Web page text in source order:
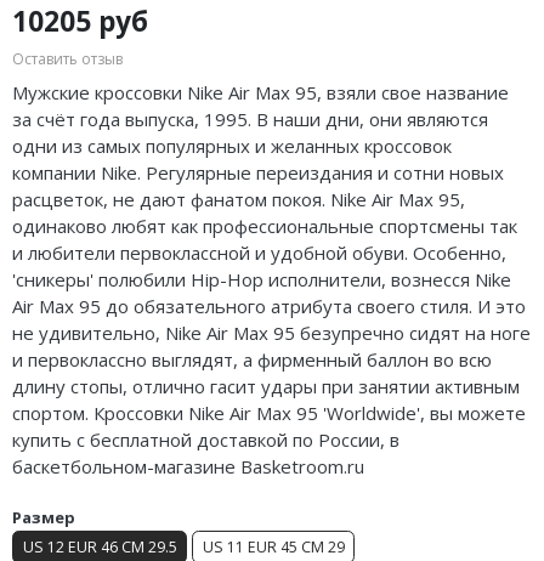
10205 руб
Оставить отзыв
Мужские кроссовки Nike Air Max 95, взяли свое название
за счёт года выпуска, 1995. В наши дни, они являются
одни из самых популярных и желанных кроссовок
компании Nike. Регулярные переиздания и сотни новых
расцветок, не дают фанатом покоя. Nike Air Max 95,
одинаково любят как профессиональные спортсмены так
и любители первоклассной и удобной обуви. Особенно,
'сникеры' полюбили Hip-Hop исполнители, вознесся Nike
Air Max 95 до обязательного атрибута своего стиля. И это
не удивительно, Nike Air Max 95 безупречно сидят на ноге
и первоклассно выглядят, а фирменный баллон во всю
длину стопы, отлично гасит удары при занятии активным
спортом. Кроссовки Nike Air Max 95 'Worldwide', вы можете
купить с бесплатной доставкой по России, в
баскетбольном-магазине Basketroom.ru
Размер
US 12 EUR 46 CM 29.5
US 11 EUR 45 CM 29
Air Jordan 37
Air Jordan 36
Air Jordan 1
Air Jordan 3
Air Jordan 4
Air Jordan 5
Air Jordan 6
Air Jordan 7
Air Jordan 10
Air Jordan 12
adidas Adizero
adidas Harden
adidas Dame
adidas AE
Adidas Yeezy Boost 350 V2